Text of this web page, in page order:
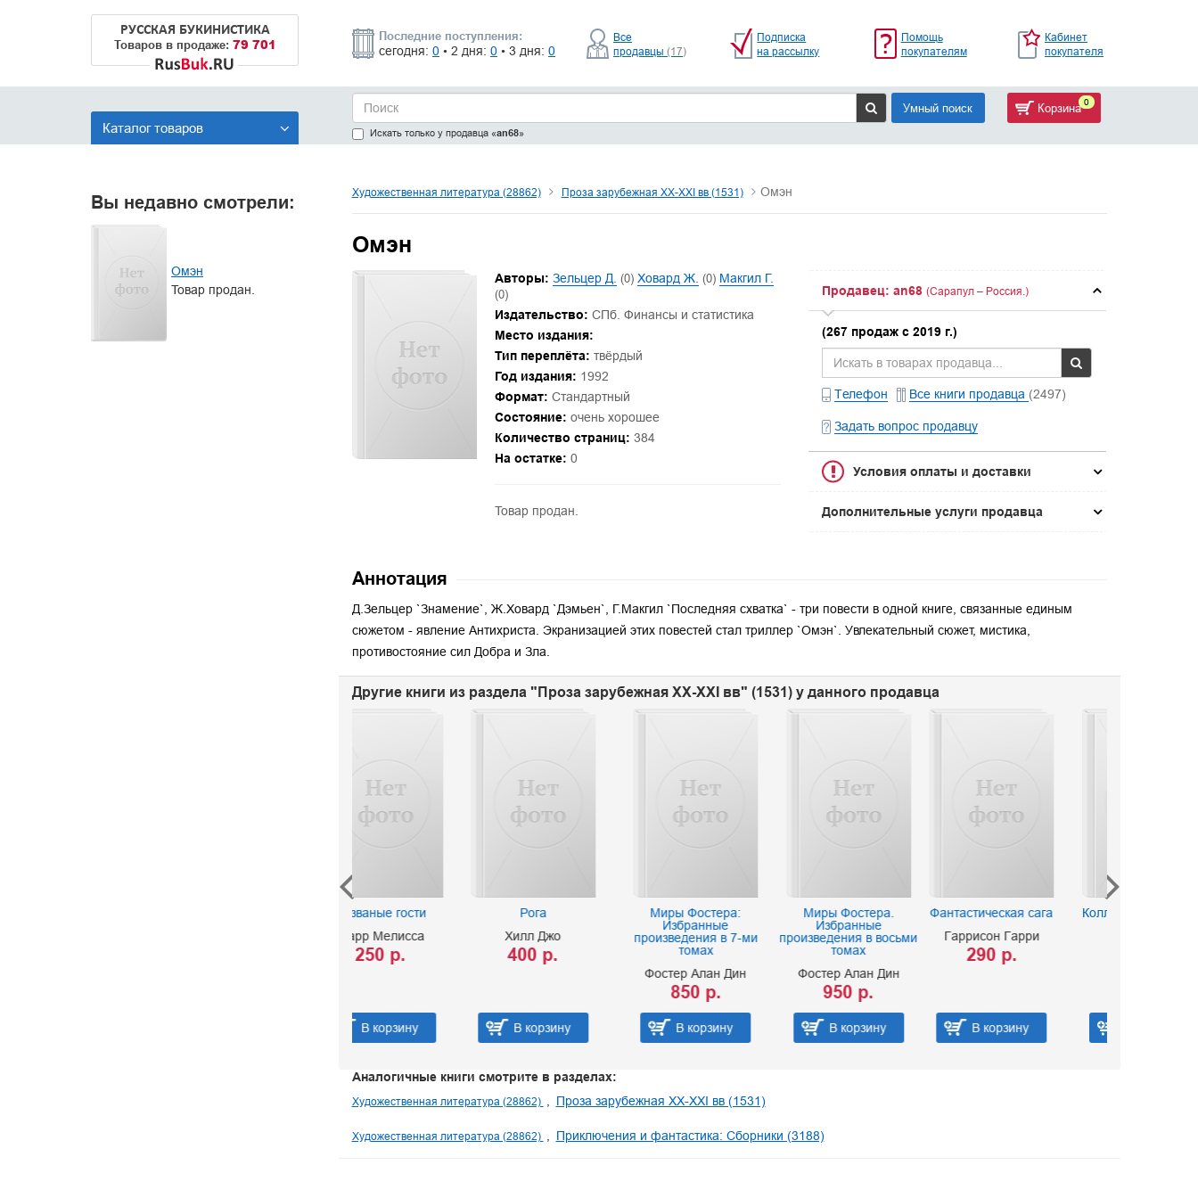
РУССКАЯ БУКИНИСТИКА
Товаров в продаже: 79 701
Последние поступления:
сегодня: 0 • 2 дня: 0 • 3 дня: 0
Все
продавцы (17)
Подписка
на рассылку
Помощь
покупателям
Кабинет
покупателя
Каталог товаров Искать только у продавца «an68»
Умный поиск Корзина 0
Вы недавно смотрели:
Омэн
Товар продан.
Художественная литература (28862) Проза зарубежная XX-XXI вв (1531) Омэн
Омэн
Авторы: Зельцер Д. (0) Ховард Ж. (0) Макгил Г.
(0)
Издательство: СПб. Финансы и статистика
Место издания:
Тип переплёта: твёрдый
Год издания: 1992
Формат: Стандартный
Состояние: очень хорошее
Количество страниц: 384
На остатке: 0
Товар продан.
Продавец: an68 (Сарапул – Россия.)
(267 продаж с 2019 г.)
Телефон Все книги продавца (2497)
Задать вопрос продавцу
Условия оплаты и доставки
Дополнительные услуги продавца
Аннотация
Д.Зельцер `Знамение`, Ж.Ховард `Дэмьен`, Г.Макгил `Последняя схватка` - три повести в одной книге, связанные единым
сюжетом - явление Антихриста. Экранизацией этих повестей стал триллер `Омэн`. Увлекательный сюжет, мистика,
противостояние сил Добра и Зла.
Другие книги из раздела "Проза зарубежная XX-XXI вв" (1531) у данного продавца
Рога
Хилл Джо
В корзину
произведения в 7-ми
Фостер Алан Дин
Миры Фостера.
Избранные
произведения в восьми
Фостер Алан Дин
В корзину
Фантастическая сага
Гаррисон Гарри
В корзину
Коллекционер. Волхв
Фаулз Джон
В корзину
Аналогичные книги смотрите в разделах:
Художественная литература (28862) Проза зарубежная XX-XXI вв (1531)
Художественная литература (28862) Приключения и фантастика: Сборники (3188)